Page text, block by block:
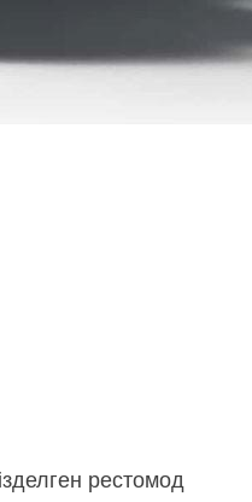
рестомод